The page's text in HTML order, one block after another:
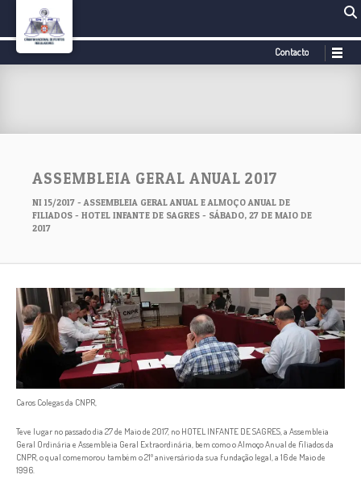
Contacto
ASSEMBLEIA GERAL ANUAL 2017
NI 15/2017 - ASSEMBLEIA GERAL ANUAL E ALMOÇO ANUAL DE
FILIADOS - HOTEL INFANTE DE SAGRES - SÁBADO, 27 DE MAIO DE
2017
Caros Colegas da CNPR,
Teve lugar no passado dia 27 de Maio de 2017, no HOTEL INFANTE DE SAGRES, a Assembleia
Geral Ordinária e Assembleia Geral Extraordinária, bem como o Almoço Anual de filiados da
CNPR, o qual comemorou também o 21º aniversário da sua fundação legal, a 16 de Maio de
1996.